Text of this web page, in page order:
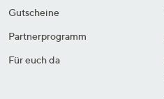
Gutscheine
Partnerprogramm
Für euch da